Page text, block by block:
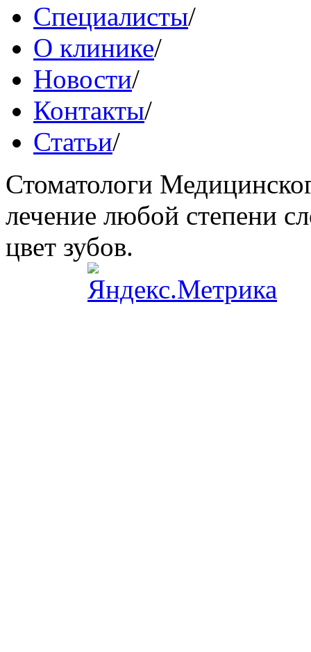
Специалисты/
О клинике/
Новости/
Контакты/
Статьи/
Стоматологи
лечение любой степени
цвет зубов.